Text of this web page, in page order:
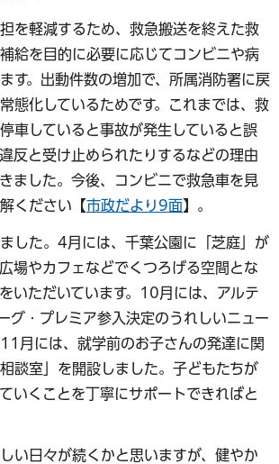
を軽減するため、救急搬送を終えた救
給を目的に必要に応じてコンビニや病
す。出動件数の増加で、所属消防署に戻
態化しているためです。これまでは、救
車していると事故が発生していると誤
反と受け止められたりするなどの理由
ました。今後、コンビニで救急車を見
ください【市政だより9面】。
した。4月には、千葉公園に「芝庭」が
場やカフェなどでくつろげる空間とな
いただいています。10月には、アルテ
グ・プレミア参入決定のうれしいニュー
月には、就学前のお子さんの発達に関
談室」を開設しました。子どもたちが
いくことを丁寧にサポートできればと
い日々が続くかと思いますが、健やか